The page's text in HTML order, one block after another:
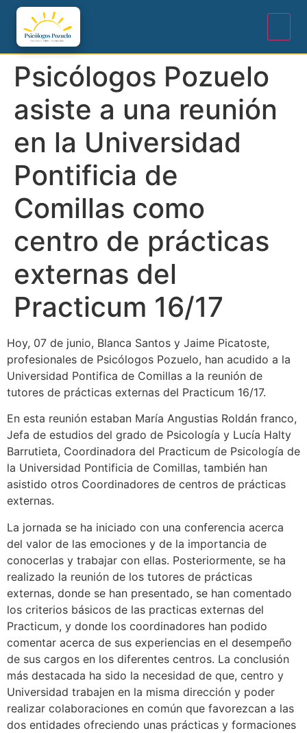
Psicólogos Pozuelo
asiste a una reunión
en la Universidad
Pontificia de
Comillas como
centro de prácticas
externas del
Practicum 16/17
Hoy, 07 de junio, Blanca Santos y Jaime Picatoste,
profesionales de Psicólogos Pozuelo, han acudido a la
Universidad Pontifica de Comillas a la reunión de
tutores de prácticas externas del Practicum 16/17.
En esta reunión estaban María Angustias Roldán franco,
Jefa de estudios del grado de Psicología y Lucía Halty
Barrutieta, Coordinadora del Practicum de Psicología de
la Universidad Pontificia de Comillas, también han
asistido otros Coordinadores de centros de prácticas
externas.
La jornada se ha iniciado con una conferencia acerca
del valor de las emociones y de la importancia de
conocerlas y trabajar con ellas. Posteriormente, se ha
realizado la reunión de los tutores de prácticas
externas, donde se han presentado, se han comentado
los criterios básicos de las practicas externas del
Practicum, y donde los coordinadores han podido
comentar acerca de sus experiencias en el desempeño
de sus cargos en los diferentes centros. La conclusión
más destacada ha sido la necesidad de que, centro y
Universidad trabajen en la misma dirección y poder
realizar colaboraciones en común que favorezcan a las
dos entidades ofreciendo unas prácticas y formaciones